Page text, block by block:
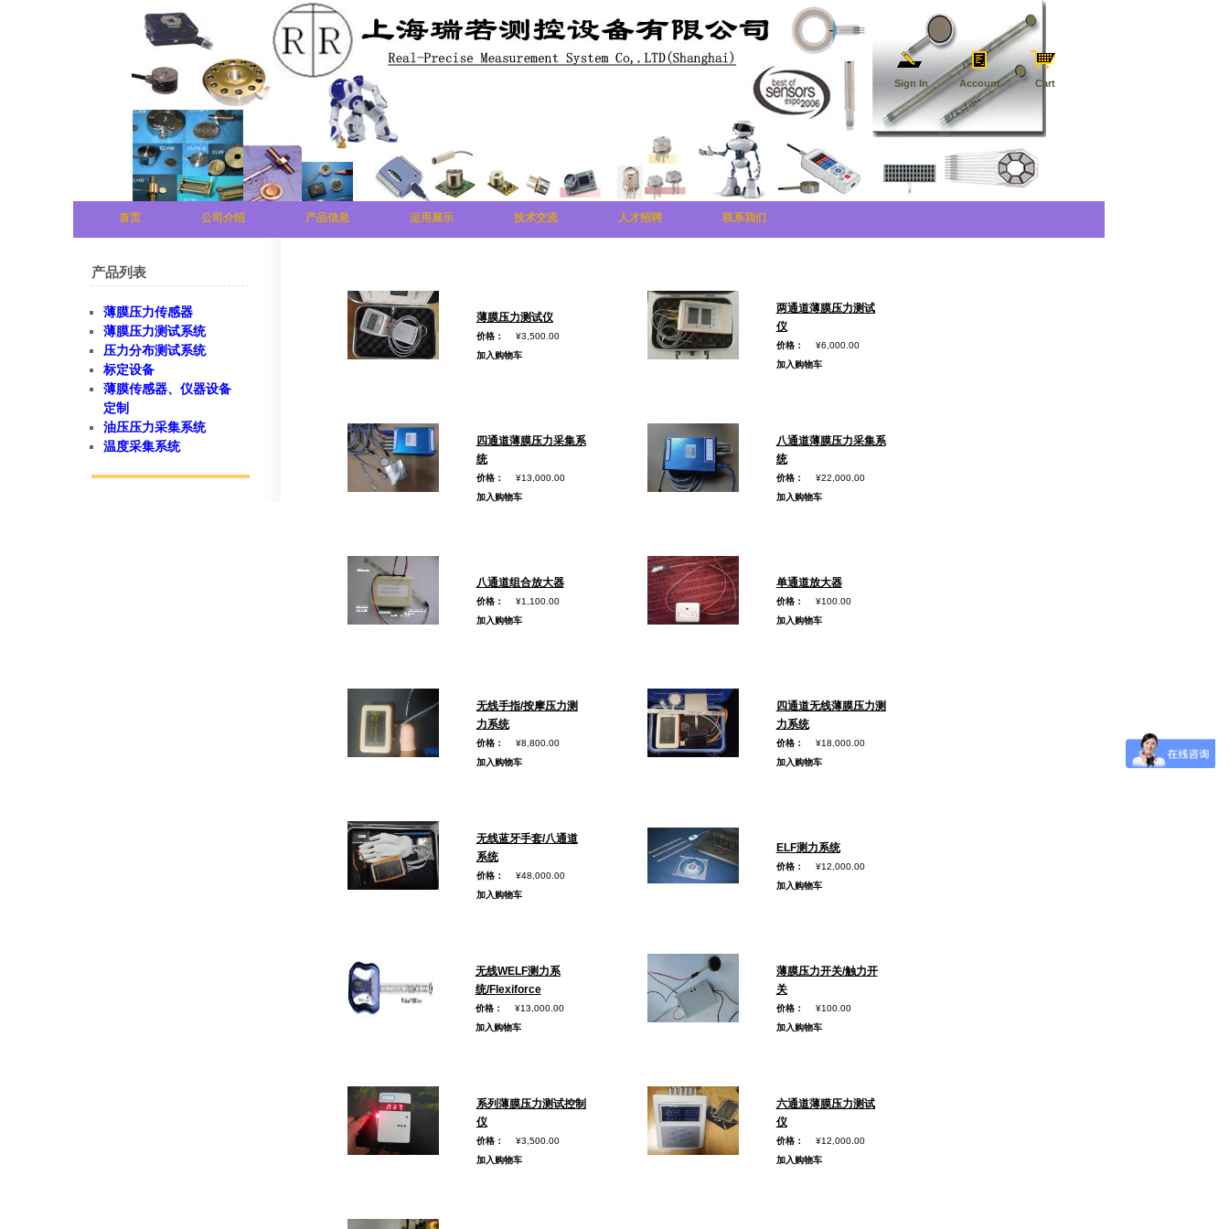
Sign In Account Cart
首页 公司介绍 产品信息 运用展示 技术交流 人才招聘 联系我们
薄膜压力测试仪
价格：
¥3,500.00
加入购物车
两通道薄膜压力测试
仪
价格：
¥6,000.00
加入购物车
四通道薄膜压力采集系
统
价格：
¥13,000.00
加入购物车
八通道薄膜压力采集系
统
价格：
¥22,000.00
加入购物车
八通道组合放大器
价格：
¥1,100.00
加入购物车
单通道放大器
价格：
¥100.00
加入购物车
无线手指/按摩压力测
力系统
价格：
¥8,800.00
加入购物车
四通道无线薄膜压力测
力系统
价格：
¥18,000.00
加入购物车
无线蓝牙手套/八通道
系统
价格：
¥48,000.00
加入购物车
ELF测力系统
价格：
¥12,000.00
加入购物车
无线WELF测力系
统/Flexiforce
价格：
¥13,000.00
加入购物车
薄膜压力开关/触力开
关
价格：
¥100.00
加入购物车
系列薄膜压力测试控制
仪
价格：
¥3,500.00
加入购物车
六通道薄膜压力测试
仪
价格：
¥12,000.00
加入购物车
产品列表
薄膜压力传感器
薄膜压力测试系统
压力分布测试系统
标定设备
薄膜传感器、仪器设备
定制
油压压力采集系统
温度采集系统